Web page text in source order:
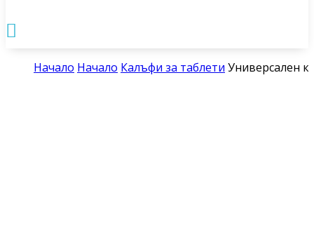

Начало Начало Калъфи за таблети Универсален